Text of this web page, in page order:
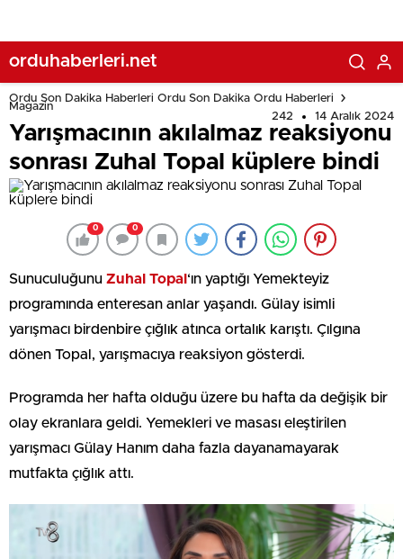
orduhaberleri.net
Ordu Son Dakika Haberleri Ordu Son Dakika Ordu Haberleri
Magazin
242
14 Aralık 2024
Yarışmacının akılalmaz reaksiyonu
sonrası Zuhal Topal küplere bindi
0 0
Sunuculuğunu Zuhal Topal ‘ın yaptığı Yemekteyiz
programında enteresan anlar yaşandı. Gülay isimli
yarışmacı birdenbire çığlık atınca ortalık karıştı. Çılgına
dönen Topal, yarışmacıya reaksiyon gösterdi.
Programda her hafta olduğu üzere bu hafta da değişik bir
olay ekranlara geldi. Yemekleri ve masası eleştirilen
yarışmacı Gülay Hanım daha fazla dayanamayarak
mutfakta çığlık attı.